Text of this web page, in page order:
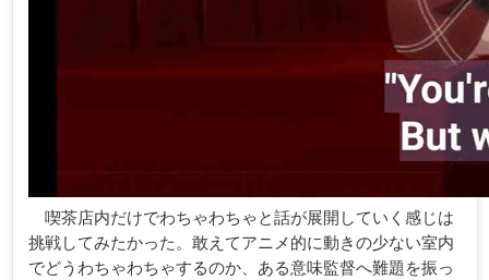
喫茶店内だけでわちゃわちゃと話が展開していく感じは
挑戦してみたかった。敢えてアニメ的に動きの少ない室内
でどうわちゃわちゃするのか、ある意味監督へ難題を振っ